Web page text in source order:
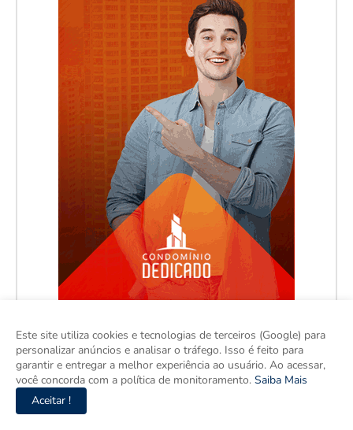
Este site utiliza cookies e tecnologias de terceiros (Google) para
personalizar anúncios e analisar o tráfego. Isso é feito para
garantir e entregar a melhor experiência ao usuário. Ao acessar,
você concorda com a política de monitoramento. Saiba Mais
Aceitar !